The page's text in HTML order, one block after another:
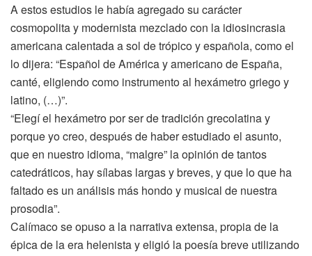
A estos estudios le había agregado su carácter
cosmopolita y modernista mezclado con la idiosincrasia
americana calentada a sol de trópico y española, como el
lo dijera: “Español de América y americano de España,
canté, eligiendo como instrumento al hexámetro griego y
latino, (…)”.
“Elegí el hexámetro por ser de tradición grecolatina y
porque yo creo, después de haber estudiado el asunto,
que en nuestro idioma, “malgre” la opinión de tantos
catedráticos, hay sílabas largas y breves, y que lo que ha
faltado es un análisis más hondo y musical de nuestra
prosodia”.
Calímaco se opuso a la narrativa extensa, propia de la
épica de la era helenista y eligió la poesía breve utilizando